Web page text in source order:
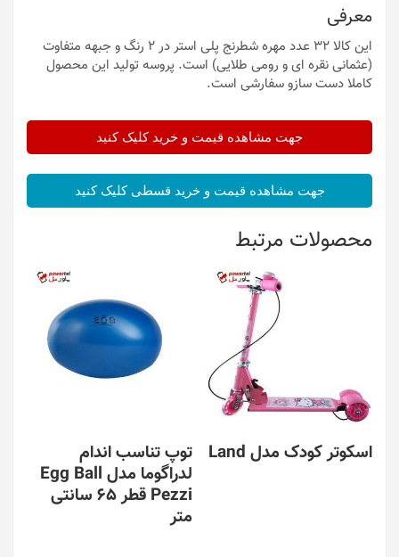
معرفی
این کالا 32 عدد مهره شطرنج پلی استر در 2 رنگ و جبهه متفاوت
(عثمانی نقره ای و رومی طلایی) است. پروسه تولید این محصول
کاملا دست سازو سفارشی است.
جهت مشاهده قیمت و خرید کلیک کنید
جهت مشاهده قیمت و خرید قسطی کلیک کنید
محصولات مرتبط
اسکوتر کودک مدل Land
توپ تناسب اندام
لدراگوما مدل Egg Ball
Pezzi قطر 65 سانتی
متر